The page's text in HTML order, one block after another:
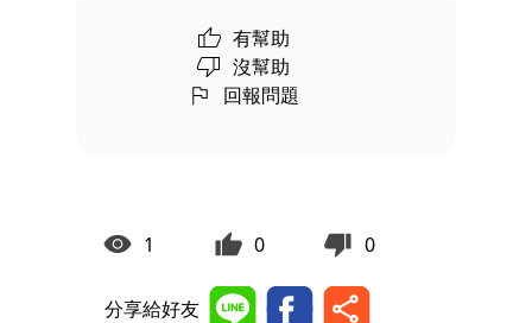
有幫助
沒幫助
回報問題
1 0 0
分享給好友